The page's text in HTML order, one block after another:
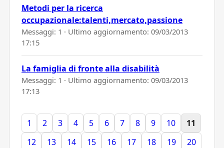
Metodi per la ricerca
occupazionale:talenti,mercato,passione
Messaggi: 1 · Ultimo aggiornamento: 09/03/2013
17:15
La famiglia di fronte alla disabilità
Messaggi: 1 · Ultimo aggiornamento: 09/03/2013
17:13
1 2 3 4 5 6 7 8 9 10
11
12
13 14 15 16 17 18 19
20